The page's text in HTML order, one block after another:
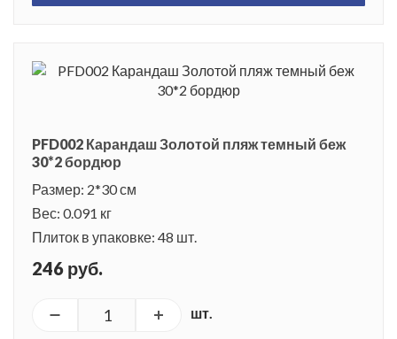
PFD002 Карандаш Золотой пляж темный беж
30*2 бордюр
Размер: 2*30 см
Вес: 0.091 кг
Плиток в упаковке: 48 шт.
246 руб.
шт.